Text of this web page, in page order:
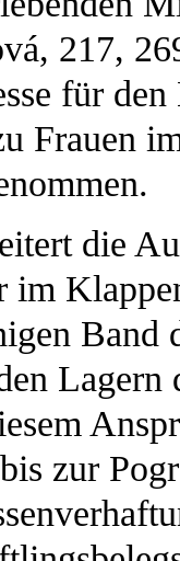
217,
für
Frauen
die
im
Band
Lagern
zur